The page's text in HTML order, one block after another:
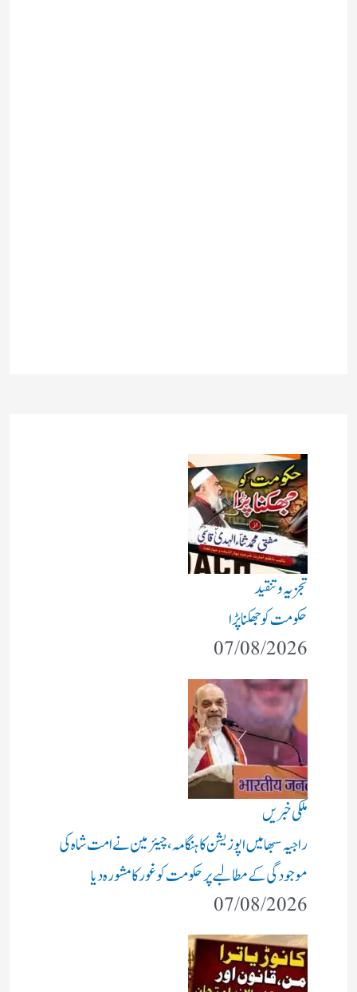
تجزیہ و تنقید
حکومت کو جھکنا پڑا
07/08/2026
ملکی خبریں
راجیہ سبھا میں اپوزیشن کا ہنگامہ، چیئرمین نے امت شاہ کی
موجودگی کے مطالبے پر حکومت کو غور کا مشورہ دیا
07/08/2026